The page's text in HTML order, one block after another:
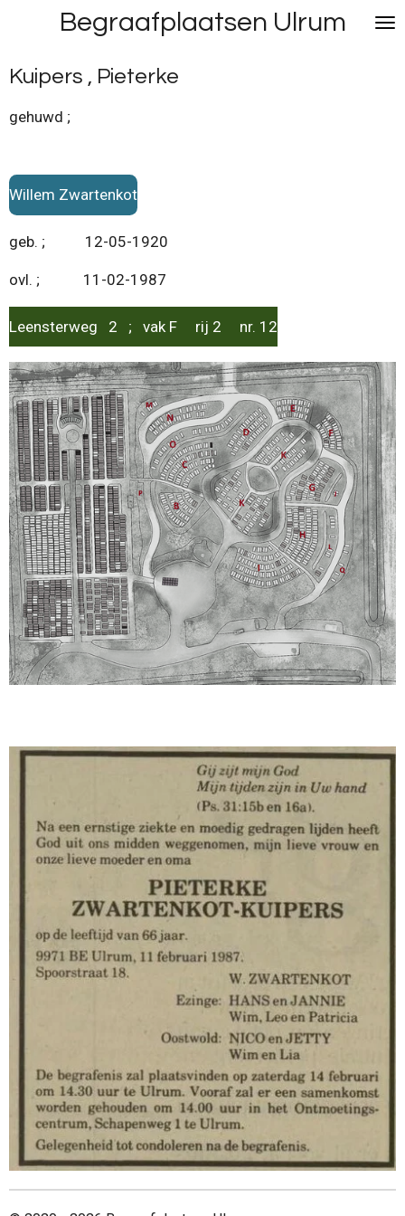
naar
de
hoofdinhoud
Begraafplaatsen Ulrum
Kuipers , Pieterke
gehuwd ;
Willem Zwartenkot
geb. ; 12-05-1920
ovl. ; 11-02-1987
Leensterweg 2 ; vak F rij 2 nr. 12